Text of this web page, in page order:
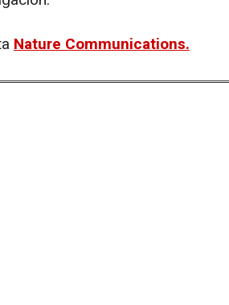
Nature Communications.